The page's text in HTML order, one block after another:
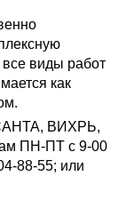
виды работ
как
ВИХРЬ,
ПН-ПТ с 9-00
88-55; или